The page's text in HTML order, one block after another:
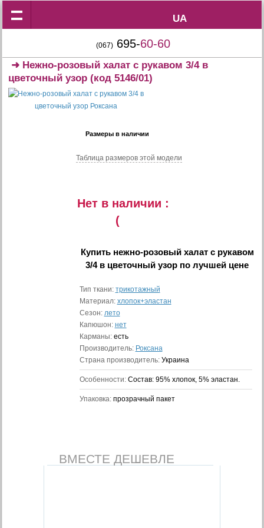
UA
UA
(067) 695-60-60
➜ Нежно-розовый халат с рукавом 3/4 в
цветочный узор (код 5146/01)
Размеры в наличии
Таблица размеров этой модели
Нет в наличии :
(
Купить нежно-розовый халат с рукавом
3/4 в цветочный узор по лучшей цене
Тип ткани: трикотажный
Материал: хлопок+эластан
Сезон: лето
Капюшон: нет
Карманы: есть
Производитель: Роксана
Страна производитель: Украина
Особенности: Состав: 95% хлопок, 5% эластан.
Упаковка: прозрачный пакет
ВМЕСТЕ ДЕШЕВЛЕ